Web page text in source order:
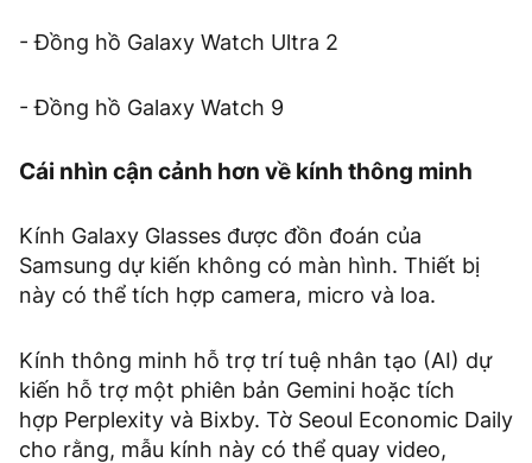
- Đồng hồ Galaxy Watch Ultra 2
- Đồng hồ Galaxy Watch 9
Cái nhìn cận cảnh hơn về kính thông minh
Kính Galaxy Glasses được đồn đoán của
Samsung dự kiến ​​không có màn hình. Thiết bị
này có thể tích hợp camera, micro và loa.
Kính thông minh hỗ trợ trí tuệ nhân tạo (AI) dự
kiến ​​hỗ trợ một phiên bản Gemini hoặc tích
hợp Perplexity và Bixby. Tờ Seoul Economic Daily
cho rằng, mẫu kính này có thể quay video,